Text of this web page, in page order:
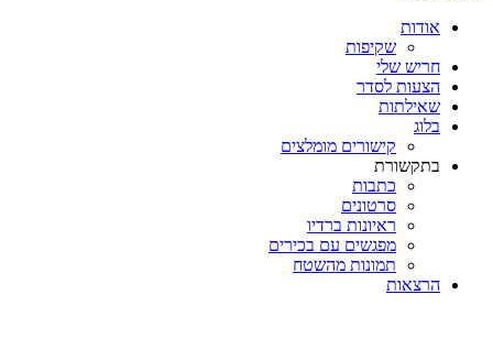
אודות
שקיפות
חריש שלי
הצעות לסדר
שאילתות
בלוג
קישורים מומלצים
בתקשורת
כתבות
סרטונים
ראיונות ברדיו
מפגשים עם בכירים
תמונות מהשטח
הרצאות